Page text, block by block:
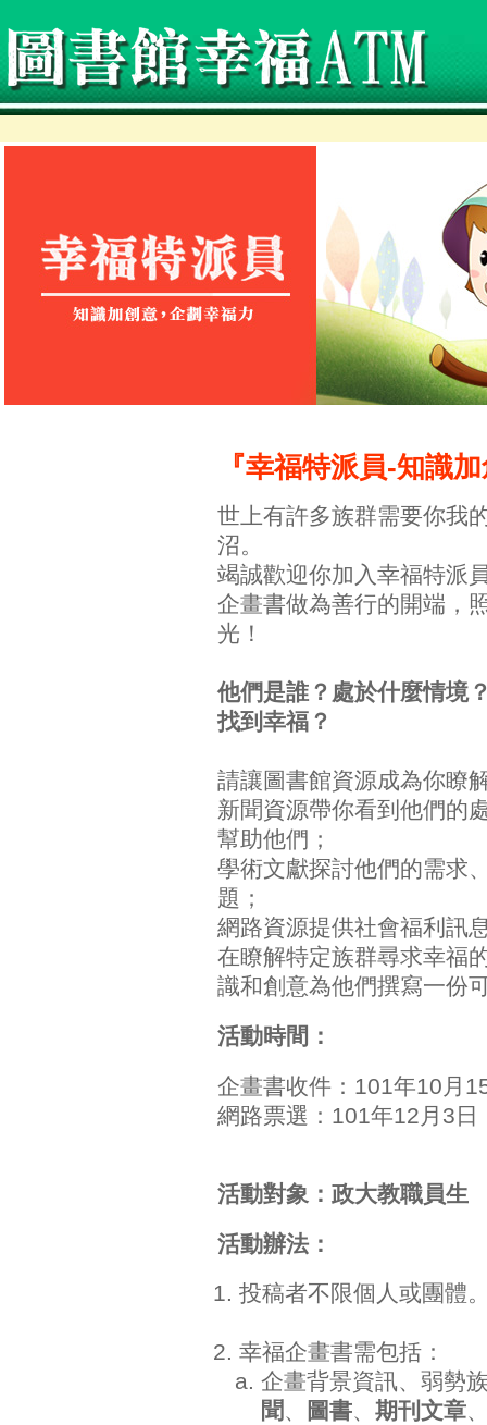
『幸福特派員-知識
世上有許多族群需要你我
沼。
竭誠歡迎你加入幸福特派
企畫書做為善行的開端，
光！
他們是誰？處於什麼情境
找到幸福？
請讓圖書館資源成為你瞭
新聞資源帶你看到他們的
幫助他們；
學術文獻探討他們的需求
題；
網路資源提供社會福利訊
在瞭解特定族群尋求幸福
識和創意為他們撰寫一份
活動時間：
企畫書收件：101年10月
網路票選：101年12月3
活動對象：政大教職員生
活動辦法：
投稿者不限個人或團體
幸福企畫書需包括：
企畫背景資訊、弱勢
聞、 圖書、 期刊文章